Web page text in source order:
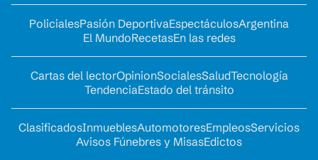
PolicialesPasión DeportivaEspectáculosArgentina
El MundoRecetasEn las redes
Cartas del lectorOpinionSocialesSaludTecnología
TendenciaEstado del tránsito
ClasificadosInmueblesAutomotoresEmpleosServicios
Avisos Fúnebres y MisasEdictos